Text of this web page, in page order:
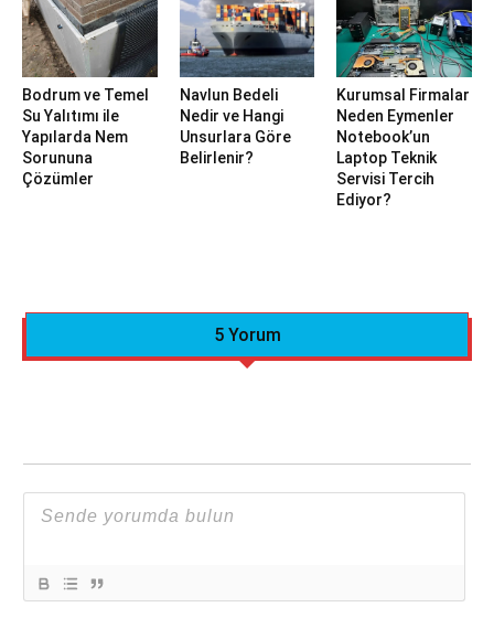
Bodrum ve Temel
Su Yalıtımı ile
Yapılarda Nem
Sorununa
Çözümler
Navlun Bedeli
Nedir ve Hangi
Unsurlara Göre
Belirlenir?
Kurumsal Firmalar
Neden Eymenler
Notebook’un
Laptop Teknik
Servisi Tercih
Ediyor?
5 Yorum